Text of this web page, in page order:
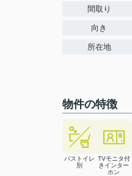
間取り
向き
所在地
物件の特徴
バストイレ
別
TVモニタ付
きインター
ホン